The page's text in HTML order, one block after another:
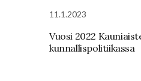
11.1.2023
Vuosi 2022
kunnallispolitiikassa